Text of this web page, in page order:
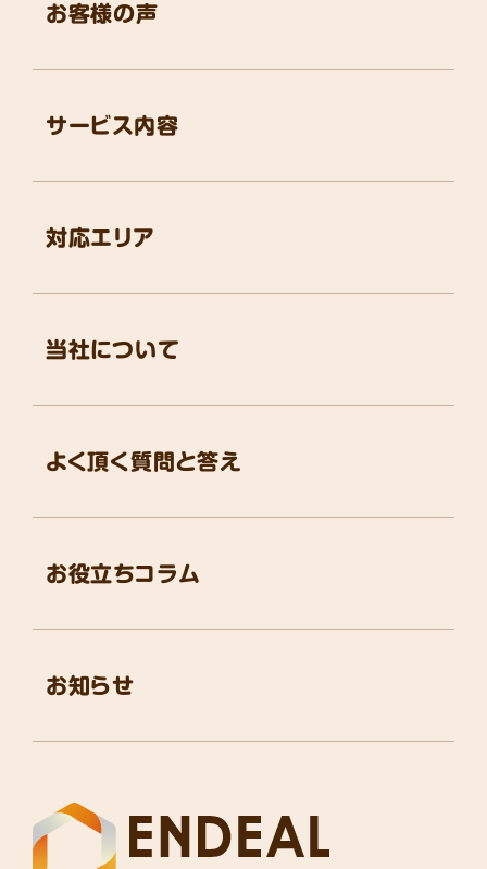
お客様の声
お役立ちコラム
よく頂く質問と答え
お知らせ
サービス内容
対応エリア
当社について